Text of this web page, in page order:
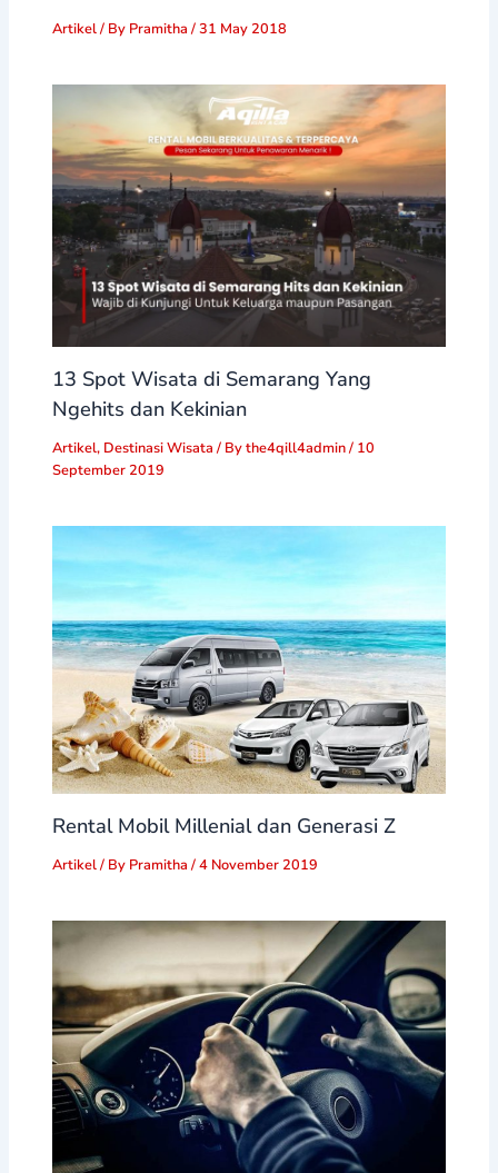
Artikel/ By Pramitha/31 May 2018
13 Spot Wisata di Semarang Yang
Ngehits dan Kekinian
Artikel, Destinasi Wisata/ Bythe4qill4admin/ 10
September 2019
Rental Mobil Millenial dan Generasi Z
Artikel/ By Pramitha/4 November 2019